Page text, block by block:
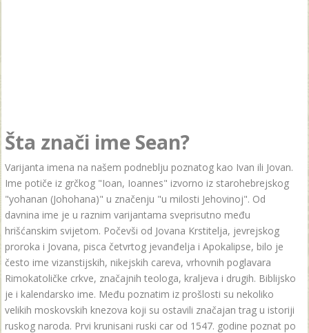
Šta znači ime Sean?
Varijanta imena na našem podneblju poznatog kao Ivan ili Jovan.
Ime potiče iz grčkog "Ioan, Ioannes" izvorno iz starohebrejskog
"yohanan (Johohana)" u značenju "u milosti Jehovinoj". Od
davnina ime je u raznim varijantama sveprisutno među
hrišćanskim svijetom. Počevši od Jovana Krstitelja, jevrejskog
proroka i Jovana, pisca četvrtog jevanđelja i Apokalipse, bilo je
često ime vizanstijskih, nikejskih careva, vrhovnih poglavara
Rimokatoličke crkve, značajnih teologa, kraljeva i drugih. Biblijsko
je i kalendarsko ime. Među poznatim iz prošlosti su nekoliko
velikih moskovskih knezova koji su ostavili značajan trag u istoriji
ruskog naroda. Prvi krunisani ruski car od 1547. godine poznat po